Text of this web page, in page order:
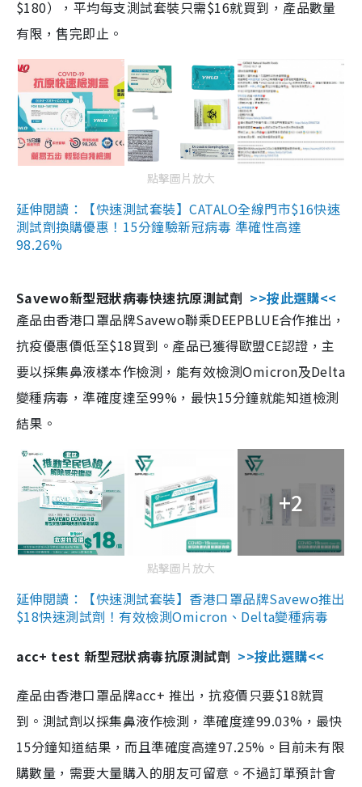
$180），平均每支測試套裝只需$16就買到，產品數量
有限，售完即止。
點擊圖片放大
延伸閱讀：【快速測試套裝】CATALO全線門市$16快速
測試劑換購優惠！15分鐘驗新冠病毒 準確性高達
98.26%
Savewo新型冠狀病毒快速抗原測試劑 >>按此選購<<
產品由香港口罩品牌Savewo聯乘DEEPBLUE合作推出，
抗疫優惠價低至$18買到。產品已獲得歐盟CE認證，主
要以採集鼻液樣本作檢測，能有效檢測Omicron及Delta
變種病毒，準確度達至99%，最快15分鐘就能知道檢測
結果。
+2
點擊圖片放大
延伸閱讀：【快速測試套裝】香港口罩品牌Savewo推出
$18快速測試劑！有效檢測Omicron、Delta變種病毒
acc+ test 新型冠狀病毒抗原測試劑 >>按此選購<<
產品由香港口罩品牌acc+ 推出，抗疫價只要$18就買
到。測試劑以採集鼻液作檢測，準確度達99.03%，最快
15分鐘知道結果，而且準確度高達97.25%。目前未有限
購數量，需要大量購入的朋友可留意。不過訂單預計會